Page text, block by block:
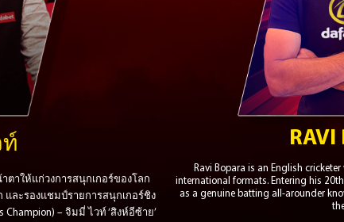
ท์
าให้แก่วงการสนุกเกอร์ของโลก
ละรองแชมป์รายการสนุกเกอร์ชิง
– จิมมี่ ไวท์ ‘สิงห์อีซ้าย’
RAVI
Ravi Bopara is an English
international formats. Entering his
as a genuine batting all-arounder